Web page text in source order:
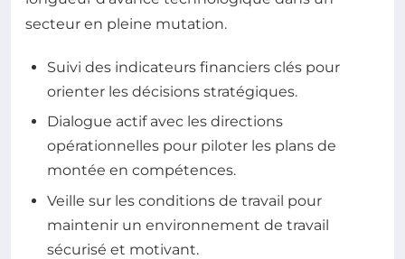
secteur en pleine mutation.
Suivi des indicateurs financiers clés pour
orienter les décisions stratégiques.
Dialogue actif avec les directions
opérationnelles pour piloter les plans de
montée en compétences.
Veille sur les conditions de travail pour
maintenir un environnement de travail
sécurisé et motivant.